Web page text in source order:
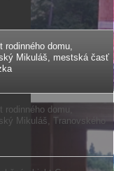
rodinného domu,
Mikuláš, mestská časť
rodinného domu,
Mikuláš, Tranovského